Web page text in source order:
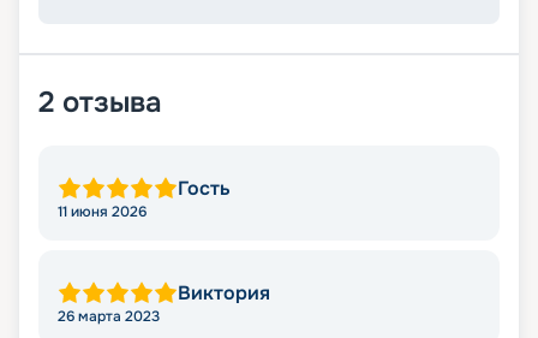
2 отзыва
Гость
11 июня 2026
Виктория
26 марта 2023